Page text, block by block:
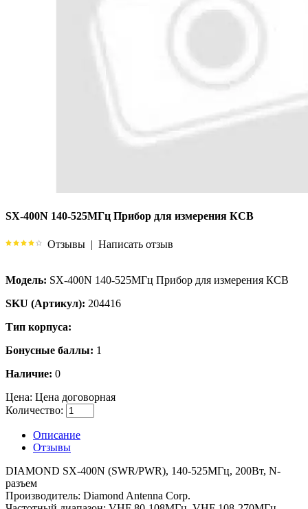
SX-400N 140-525МГц Прибор для измерения КСВ
Отзывы | Написать отзыв
Модель: SX-400N 140-525МГц Прибор для измерения КСВ
SKU (Артикул): 204416
Тип корпуса:
Бонусные баллы: 1
Наличие: 0
Цена: Цена договорная
Количество:
Описание
Отзывы
DIAMOND SX-400N (SWR/PWR), 140-525МГц, 200Вт, N-
разъем
Производитель: Diamond Antenna Corp.